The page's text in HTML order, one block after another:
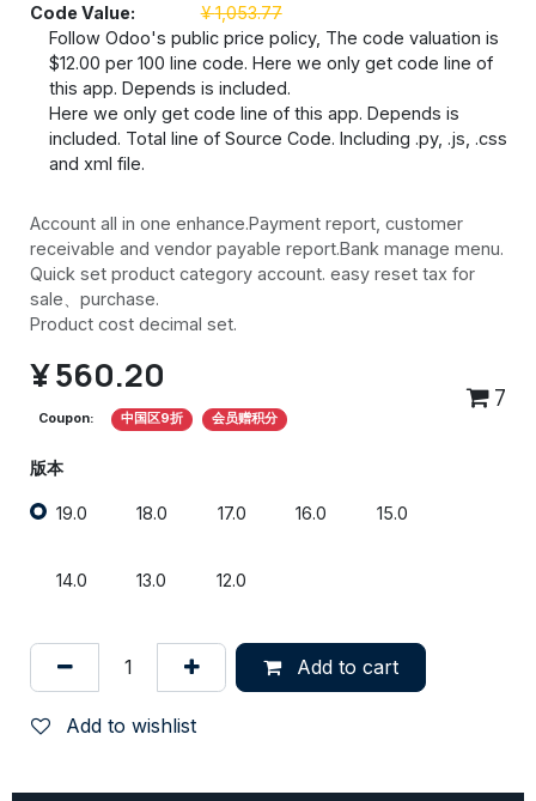
Code Value:
¥1,053.77
Follow Odoo's public price policy, The code valuation is
$12.00 per 100 line code. Here we only get code line of
this app. Depends is included.
Here we only get code line of this app. Depends is
included. Total line of Source Code. Including .py, .js, .css
and xml file.
Account all in one enhance.Payment report, customer
receivable and vendor payable report.Bank manage menu.
Quick set product category account. easy reset tax for
sale、purchase.
Product cost decimal set.
¥560.20
Coupon: 中国区9折 会员赠积分
7
版本
19.0 18.0 17.0 16.0 15.0
14.0 13.0 12.0
Add to cart
Add to wishlist